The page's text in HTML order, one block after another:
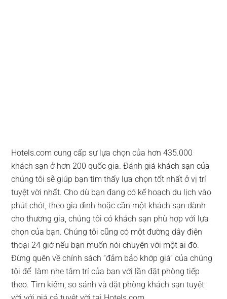
Hotels.com cung cấp sự lựa chọn của hơn 435.000
khách sạn ở hơn 200 quốc gia. Đánh giá khách sạn của
chúng tôi sẽ giúp bạn tìm thấy lựa chọn tốt nhất ở vị trí
tuyệt vời nhất. Cho dù bạn đang có kế hoạch du lịch vào
phút chót, theo gia đình hoặc cần một khách sạn dành
cho thương gia, chúng tôi có khách sạn phù hợp với lựa
chọn của bạn. Chúng tôi cũng có một đường dây điện
thoại 24 giờ nếu bạn muốn nói chuyện với một ai đó.
Đừng quên về chính sách “đảm bảo khớp giá” của chúng
tôi để làm nhẹ tâm trí của bạn với lần đặt phòng tiếp
theo. Tìm kiếm, so sánh và đặt phòng khách sạn tuyệt